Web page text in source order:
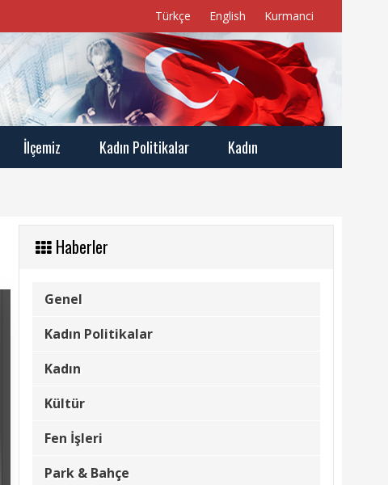
Türkçe English Kurmanci
İlçemiz Kadın Politikalar Kadın
Haberler
Genel
Kadın Politikalar
Kadın
Kültür
Fen İşleri
Park & Bahçe